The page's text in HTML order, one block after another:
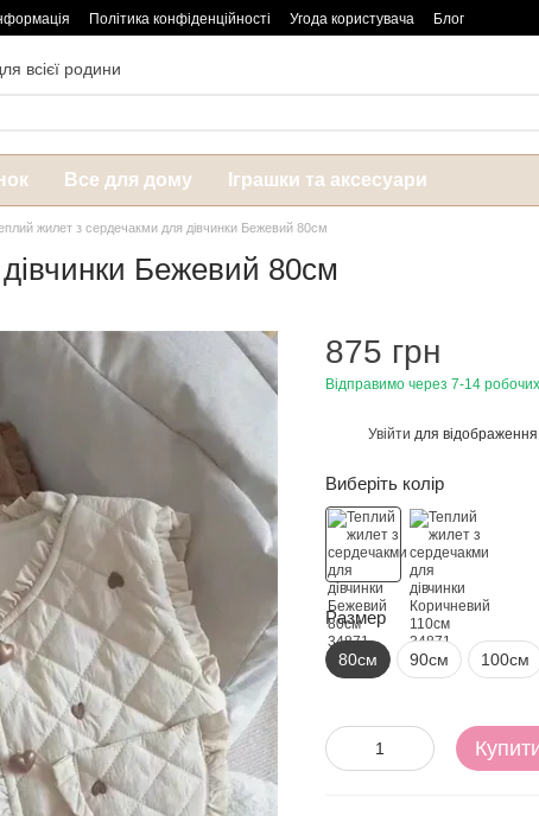
Політика конфіденційності Угода користувача Блог
всієї родини
Все для дому Іграшки та аксесуари
жилет з сердечакми для дівчинки Бежевий 80см
Бежевий 80см
875 грн
Відправимо через 7-14
Увійти для
Виберіть колір
Размер
80см 90см 100см